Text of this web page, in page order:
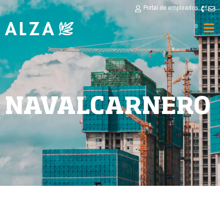
Portal de empleados
NAVALCARNERO